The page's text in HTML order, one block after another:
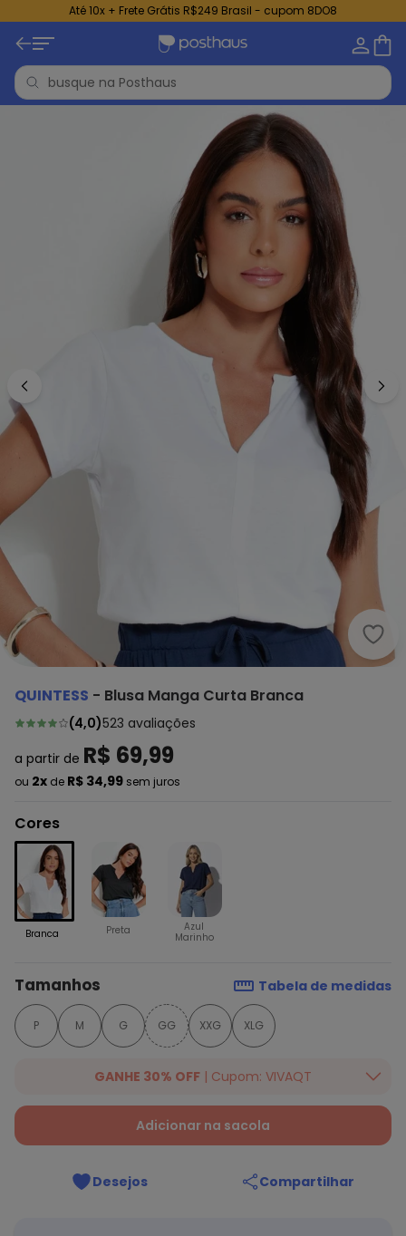
Até 10x + Frete Grátis R$249 Brasil - cupom 8DO8
QUINTESS - Blusa Manga Curta Branca
(4,0)523 avaliações
a partir de R$ 69,99
ou 2x de R$ 34,99 sem juros
Cores
Branca Preta
Azul
Marinho
Tamanhos Tabela de medidas
P M G GG XXG XLG
GANHE 30% OFF | Cupom: VIVAQT
Ganhe 30% OFF Extra em qualquer valor, usando o cupom:
VIVAQT. Válido para toda loja Quintess, somente hoje
Adicionar na sacola
Desejos Compartilhar